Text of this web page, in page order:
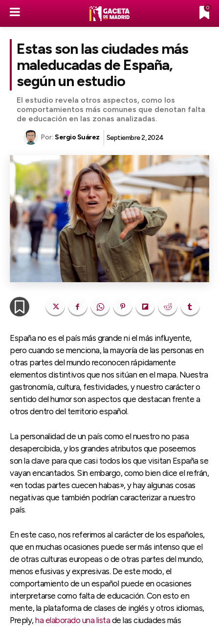
0
Estas son las ciudades más
maleducadas de España,
según un estudio
El estudio revela otros aspectos, como los
comportamientos más comunes que denotan falta
de educación en las zonas analizadas.
Por: Sergio Suárez Septiembre 2, 2024
España no es el país más grande ni el más influyente,
pero cuando se menciona, la mayoría de las personas en
otras partes del mundo reconocen rápidamente
elementos distintivos que nos sitúan en el mapa. Nuestra
gastronomía, cultura, festividades, y nuestro carácter o
sentido del humor son aspectos que destacan frente a
otros dentro del territorio español.
La personalidad de un país como el nuestro no pasa
desapercibida, y los grandes atributos que poseemos
son la clave para que casi todos los que visitan España se
vayan encantados. Sin embargo, como bien dice el refrán,
«en todas partes cuecen habas», y hay algunas cosas
negativas que también podrían caracterizar a nuestro
país.
En este caso, nos referimos al carácter de los españoles,
que en muchas ocasiones puede ser más intenso que el
de otras culturas europeas o de otras partes del mundo,
menos efusivas y expresivas. De este modo, el
comportamiento de un español puede en ocasiones
interpretarse como falta de educación. Con esto en
mente, la plataforma de clases de inglés y otros idiomas,
Preply, ha elaborado una listade las ciudades más